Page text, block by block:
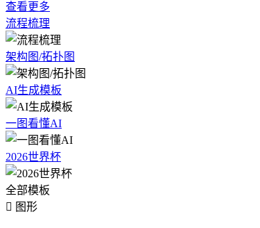
查看更多
流程梳理
架构图/拓扑图
AI生成模板
一图看懂AI
2026世界杯
全部模板
 图形